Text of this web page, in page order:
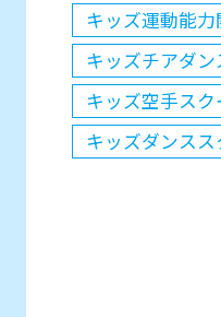
キッズ運動能
キッズチアダ
キッズ空手スク
キッズダンスス